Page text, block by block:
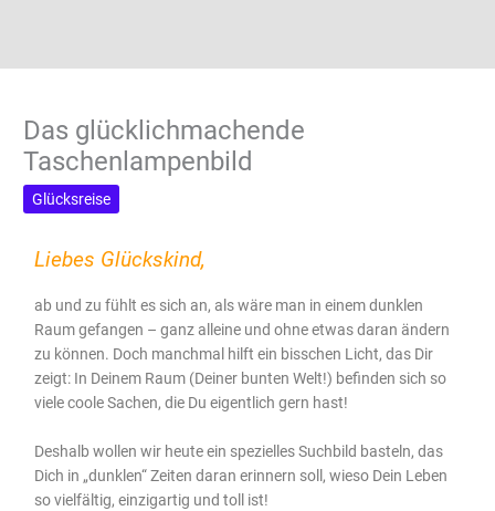
Das glücklichmachende
Taschenlampenbild
Glücksreise
Liebes Glückskind,
ab und zu fühlt es sich an, als wäre man in einem dunklen
Raum gefangen – ganz alleine und ohne etwas daran ändern
zu können. Doch manchmal hilft ein bisschen Licht, das Dir
zeigt: In Deinem Raum (Deiner bunten Welt!) befinden sich so
viele coole Sachen, die Du eigentlich gern hast!
Deshalb wollen wir heute ein spezielles Suchbild basteln, das
Dich in „dunklen“ Zeiten daran erinnern soll, wieso Dein Leben
so vielfältig, einzigartig und toll ist!